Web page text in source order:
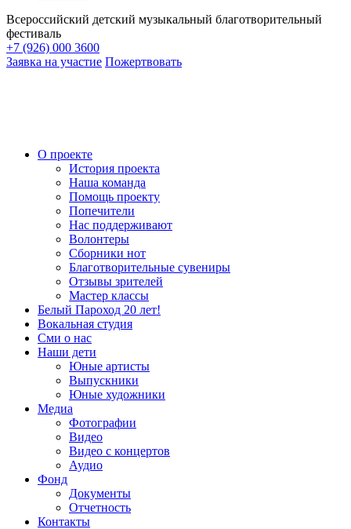
Всероссийский детский музыкальный благотворительный
фестиваль
+7 (926) 000 3600
Заявка на участие Пожертвовать
О проекте
История проекта
Наша команда
Помощь проекту
Попечители
Нас поддерживают
Волонтеры
Сборники нот
Благотворительные сувениры
Отзывы зрителей
Мастер классы
Белый Пароход 20 лет!
Вокальная студия
Сми о нас
Наши дети
Юные артисты
Выпускники
Юные художники
Медиа
Фотографии
Видео
Видео с концертов
Аудио
Фонд
Документы
Отчетность
Контакты